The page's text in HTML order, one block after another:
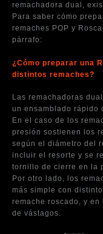
remachadora dual,
Para saber cómo
remaches POP y
párrafo:
¿Cómo preparar una
distintos remaches?
Las remachadoras
un ensamblado rápido
En el caso de los
presión sostienen los
según el diámetro del
incluir el resorte y se
tornillo de cierre en la
Por otro lado, los
más simple con
remache roscado, y
de vástagos.